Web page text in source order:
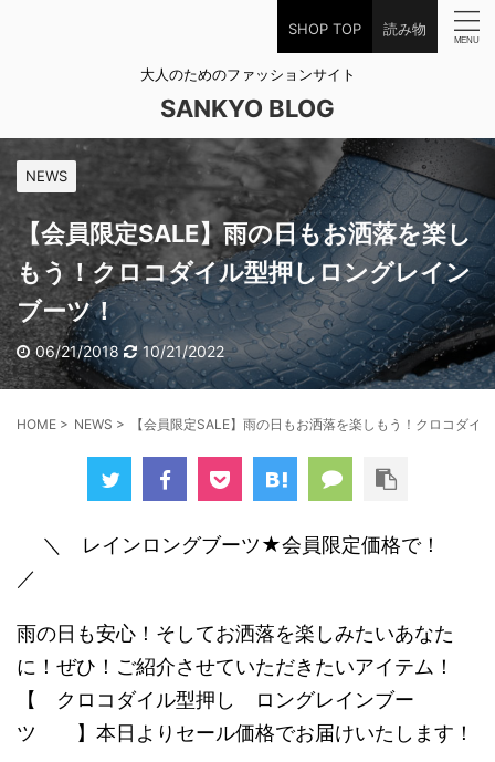
SHOP TOP 読み物
大人のためのファッションサイト
SANKYO BLOG
NEWS
【会員限定SALE】雨の日もお洒落を楽し
もう！クロコダイル型押しロングレイン
ブーツ！
06/21/2018 10/21/2022
HOME > NEWS > 【会員限定SALE】雨の日もお洒落を楽しもう！クロコダイ
＼ レインロングブーツ★会員限定価格で！
／
雨の日も安心！そしてお洒落を楽しみたいあなた
に！ぜひ！ご紹介させていただきたいアイテム！
【 クロコダイル型押し ロングレインブー
ツ 】本日よりセール価格でお届けいたします！